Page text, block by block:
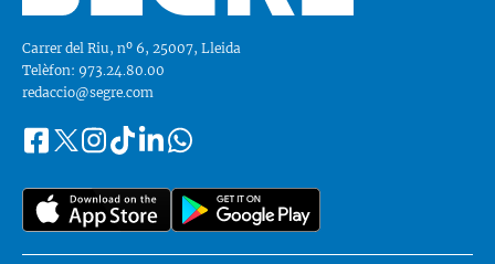
Carrer del Riu, nº 6, 25007, Lleida
Telèfon: 973.24.80.00
redaccio@segre.com
Segueix-
a::
FacebookInstagram
TiktokLinkedinWhatsapp